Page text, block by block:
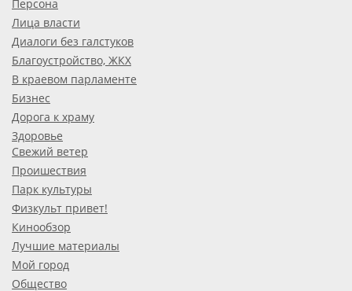
Персона
Лица власти
Диалоги без галстуков
Благоустройство, ЖКХ
В краевом парламенте
Бизнес
Дорога к храму
Здоровье
Свежий ветер
Проишествия
Парк культуры
Физкульт привет!
Кинообзор
Лучшие материалы
Мой город
Общество